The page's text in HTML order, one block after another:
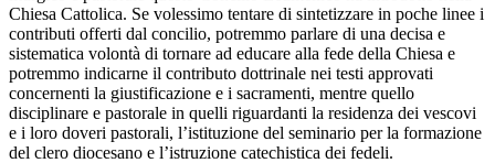
Chiesa Cattolica. Se volessimo tentare di sintetizzare in poche linee i
contributi offerti dal concilio, potremmo parlare di una decisa e
sistematica volontà di tornare ad educare alla fede della Chiesa e
potremmo indicarne il contributo dottrinale nei testi approvati
concernenti la giustificazione e i sacramenti, mentre quello
disciplinare e pastorale in quelli riguardanti la residenza dei vescovi
e i loro doveri pastorali, l’istituzione del seminario per la formazione
del clero diocesano e l’istruzione catechistica dei fedeli.